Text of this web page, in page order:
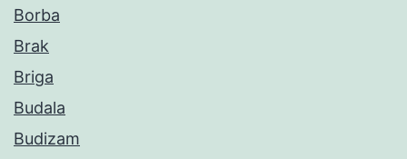
Borba
Brak
Briga
Budala
Budizam